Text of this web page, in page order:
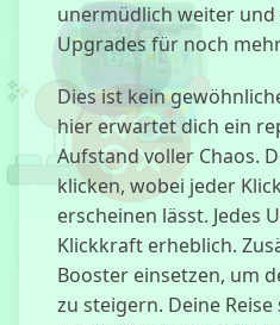
unermüdlich weiter und
Upgrades für noch
Dies ist kein
hier erwartet dich ein
Aufstand voller Chaos.
klicken, wobei jeder
erscheinen lässt. Jedes
Klickkraft erheblich.
Booster einsetzen, um
zu steigern. Deine